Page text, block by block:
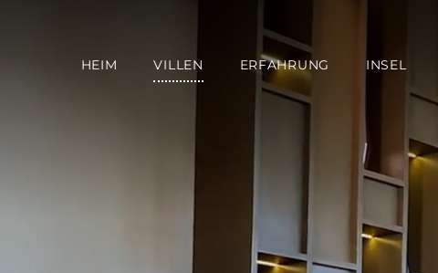
HEIM VILLEN ERFAHRUNG INSEL